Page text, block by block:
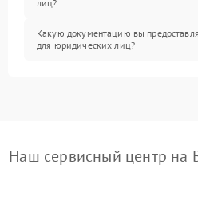
лиц?
Какую документацию вы
для юридических лиц?
Наш сервисный центр на